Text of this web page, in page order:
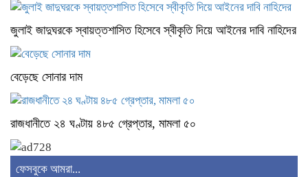
জুলাই জাদুঘরকে স্বায়ত্তশাসিত হিসেবে স্বীকৃতি দিয়ে আইনের দাবি নাহিদের
বেড়েছে সোনার দাম
রাজধানীতে ২৪ ঘণ্টায় ৪৮৫ গ্রেপ্তার, মামলা ৫০
ফেসবুকে আমরা...